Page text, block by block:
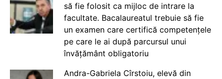
să fie folosit ca mijloc de intrare la
facultate. Bacalaureatul trebuie să fie
un examen care certifică competențele
pe care le ai după parcursul unui
învățământ obligatoriu
Andra-Gabriela Cîrstoiu, elevă din